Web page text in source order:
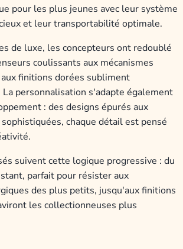
pour les plus jeunes avec leur système
et leur transportabilité optimale.
de luxe, les concepteurs ont redoublé
coulissants aux mécanismes
finitions dorées subliment
personnalisation s'adapte également
: des designs épurés aux
chaque détail est pensé
suivent cette logique progressive : du
parfait pour résister aux
des plus petits, jusqu'aux finitions
les collectionneuses plus